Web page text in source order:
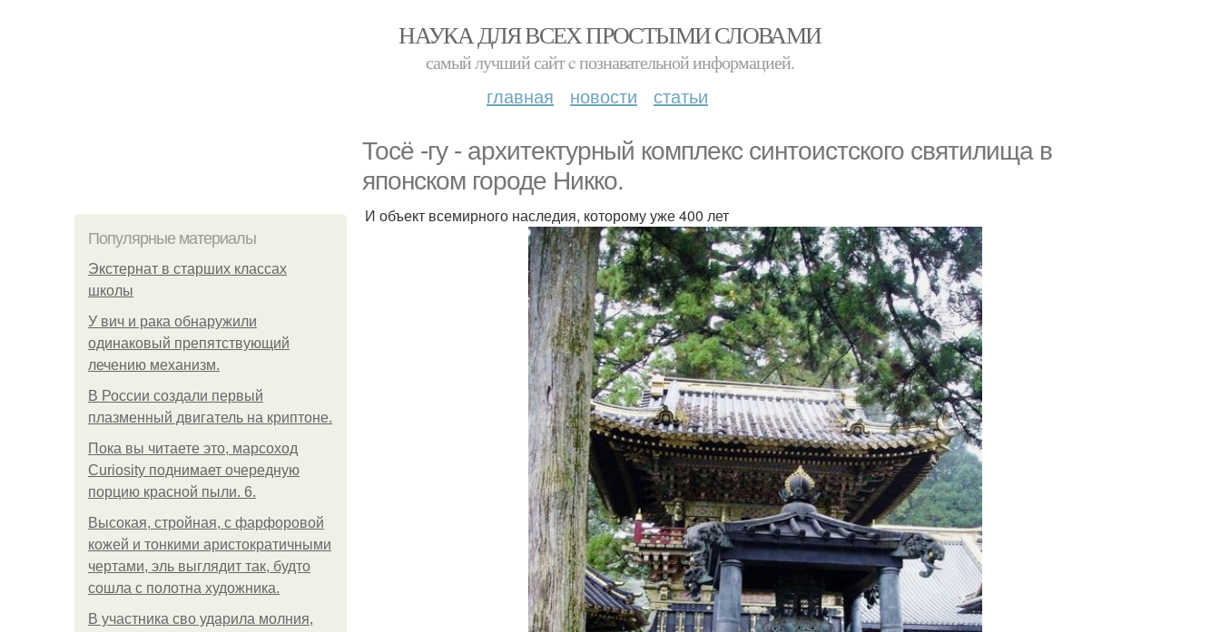
НАУКА ДЛЯ ВСЕХ ПРОСТЫМИ СЛОВАМИ
самый лучший сайт c познавательной информацией.
главная новости статьи
Тосё -гу - архитектурный комплекс синтоистского святилища в
японском городе Никко.
Популярные материалы
Экстернат в старших классах
школы
У вич и рака обнаружили
одинаковый препятствующий
лечению механизм.
В России создали первый
плазменный двигатель на криптоне.
Пока вы читаете это, марсоход
Curiosity поднимает очередную
порцию красной пыли. 6.
Высокая, стройная, с фарфоровой
кожей и тонкими аристократичными
чертами, эль выглядит так, будто
сошла с полотна художника.
В участника сво ударила молния,
И объект всемирного наследия, которому уже 400 лет